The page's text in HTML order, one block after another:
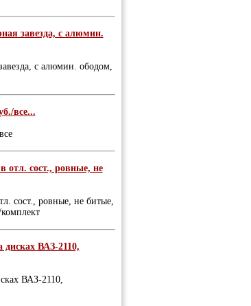
завезда, с алюмин.
с алюмин. ободом,
все...
отл. сост., ровные, не
сост., ровные, не битые,
ВАЗ-2110,
ВАЗ-2110,